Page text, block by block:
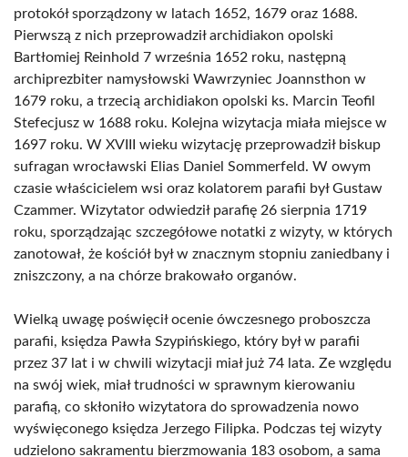
protokół sporządzony w latach 1652, 1679 oraz 1688.
Pierwszą z nich przeprowadził archidiakon opolski
Bartłomiej Reinhold 7 września 1652 roku, następną
archiprezbiter namysłowski Wawrzyniec Joannsthon w
1679 roku, a trzecią archidiakon opolski ks. Marcin Teofil
Stefecjusz w 1688 roku. Kolejna wizytacja miała miejsce w
1697 roku. W XVIII wieku wizytację przeprowadził biskup
sufragan wrocławski Elias Daniel Sommerfeld. W owym
czasie właścicielem wsi oraz kolatorem parafii był Gustaw
Czammer. Wizytator odwiedził parafię 26 sierpnia 1719
roku, sporządzając szczegółowe notatki z wizyty, w których
zanotował, że kościół był w znacznym stopniu zaniedbany i
zniszczony, a na chórze brakowało organów.
Wielką uwagę poświęcił ocenie ówczesnego proboszcza
parafii, księdza Pawła Szypińskiego, który był w parafii
przez 37 lat i w chwili wizytacji miał już 74 lata. Ze względu
na swój wiek, miał trudności w sprawnym kierowaniu
parafią, co skłoniło wizytatora do sprowadzenia nowo
wyświęconego księdza Jerzego Filipka. Podczas tej wizyty
udzielono sakramentu bierzmowania 183 osobom, a sama